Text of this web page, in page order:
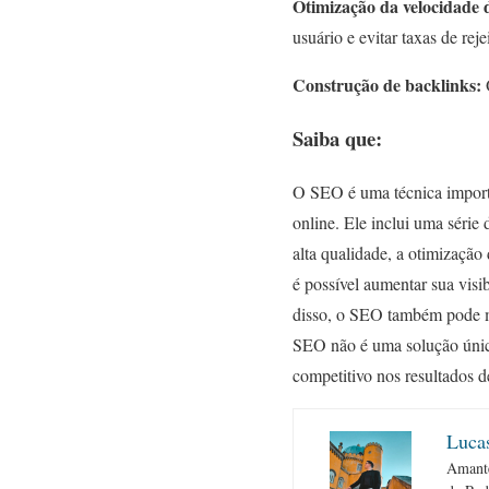
Otimização da velocidade
usuário e evitar taxas de
Construção de backlinks:
Saiba que:
O SEO é uma técnica
online. Ele inclui uma série
alta qualidade, a
é possível aumentar sua
disso, o SEO também pode
SEO não é uma solução
competitivo nos resultados